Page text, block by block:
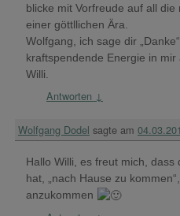
blicke mit Vorfreude auf all
einer göttllichen Ära.
Wolfgang, ich sage dir
kraftspendende Energie in mir
Willi.
Antworten ↓
Wolfgang Dodel sagte am
Hallo Willi, es freut mich,
hat, „nach Hause zu
anzukommen